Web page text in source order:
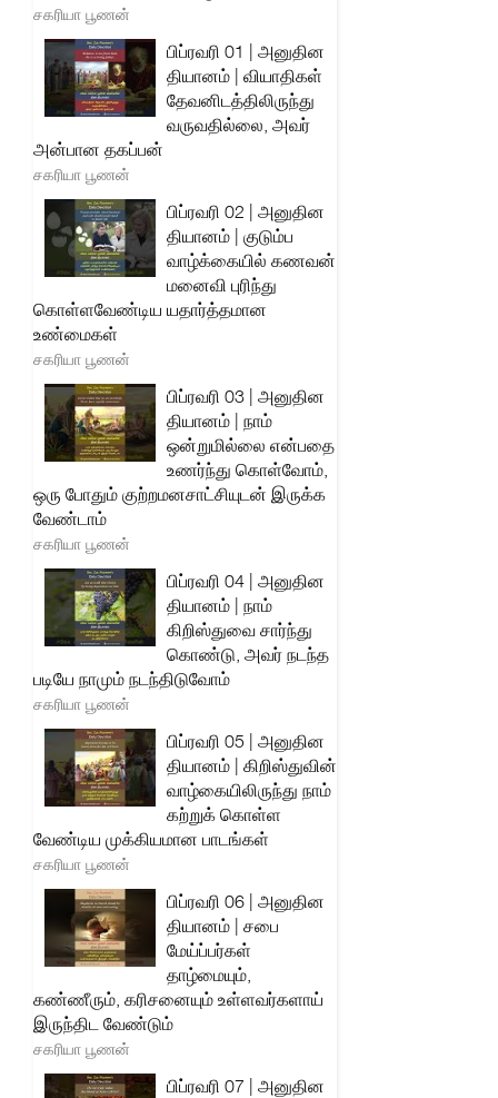
சகரியா பூணன்
பிப்ரவரி 01 | அனுதின
தியானம் | வியாதிகள்
தேவனிடத்திலிருந்து
வருவதில்லை, அவர்
அன்பான தகப்பன்
சகரியா பூணன்
பிப்ரவரி 02 | அனுதின
தியானம் | குடும்ப
வாழ்க்கையில் கணவன்
மனைவி புரிந்து
கொள்ளவேண்டிய யதார்த்தமான
உண்மைகள்
சகரியா பூணன்
பிப்ரவரி 03 | அனுதின
தியானம் | நாம்
ஒன்றுமில்லை என்பதை
உணர்ந்து கொள்வோம்,
ஒரு போதும் குற்றமனசாட்சியுடன் இருக்க
வேண்டாம்
சகரியா பூணன்
பிப்ரவரி 04 | அனுதின
தியானம் | நாம்
கிறிஸ்துவை சார்ந்து
கொண்டு, அவர் நடந்த
படியே நாமும் நடந்திடுவோம்
சகரியா பூணன்
பிப்ரவரி 05 | அனுதின
தியானம் | கிறிஸ்துவின்
வாழ்கையிலிருந்து நாம்
கற்றுக் கொள்ள
வேண்டிய முக்கியமான பாடங்கள்
சகரியா பூணன்
பிப்ரவரி 06 | அனுதின
தியானம் | சபை
மேய்ப்பர்கள்
தாழ்மையும்,
கண்ணீரும், கரிசனையும் உள்ளவர்களாய்
இருந்திட வேண்டும்
சகரியா பூணன்
பிப்ரவரி 07 | அனுதின